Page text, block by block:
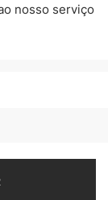
nosso serviço